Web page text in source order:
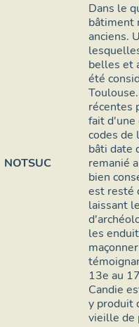
NOTSUC
Dans le
bâtiment
anciens.
belles et
été
récentes
fait d'une
codes de
bâti date
remanié
bien
est resté
laissant
les
13e au
Candie
y produit
vieille de